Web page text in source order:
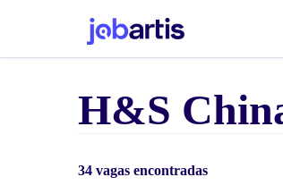
H&S
34 vagas encontradas